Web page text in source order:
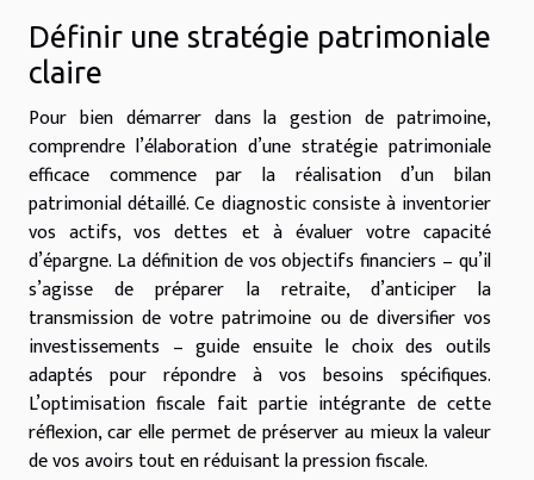
Définir une stratégie patrimoniale
claire
Pour bien démarrer dans la gestion de patrimoine,
comprendre l’élaboration d’une stratégie patrimoniale
efficace commence par la réalisation d’un bilan
patrimonial détaillé. Ce diagnostic consiste à inventorier
vos actifs, vos dettes et à évaluer votre capacité
d’épargne. La définition de vos objectifs financiers – qu’il
s’agisse de préparer la retraite, d’anticiper la
transmission de votre patrimoine ou de diversifier vos
investissements – guide ensuite le choix des outils
adaptés pour répondre à vos besoins spécifiques.
L’optimisation fiscale fait partie intégrante de cette
réflexion, car elle permet de préserver au mieux la valeur
de vos avoirs tout en réduisant la pression fiscale.